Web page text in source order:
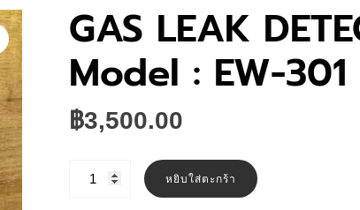
GAS LEAK
Model : EW-
฿3,500.00
GAS
หยิบใส่ตะกร้า